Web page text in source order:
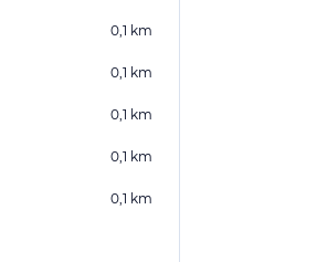
0,1 km
0,1 km
0,1 km
0,1 km
0,1 km